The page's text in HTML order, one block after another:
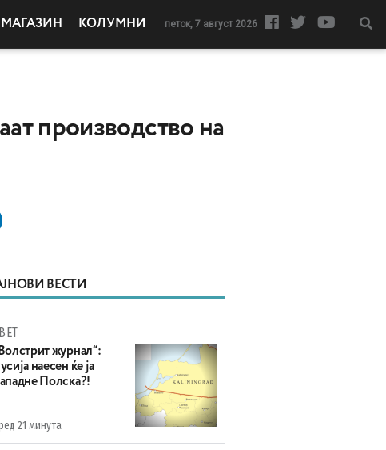
МАГАЗИН КОЛУМНИ петок, 7 август 2026
производство на
ВЕСТИ
журнал“:
наесен ќе ја
Полска?!
21 минута